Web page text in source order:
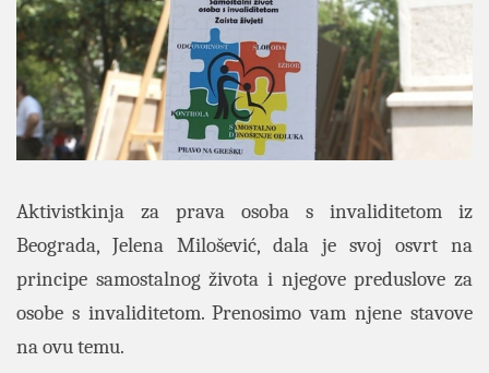
Aktivistkinja za prava osoba s invaliditetom iz
Beograda, Jelena Milošević, dala je svoj osvrt na
principe samostalnog života i njegove preduslove za
osobe s invaliditetom. Prenosimo vam njene stavove
na ovu temu.